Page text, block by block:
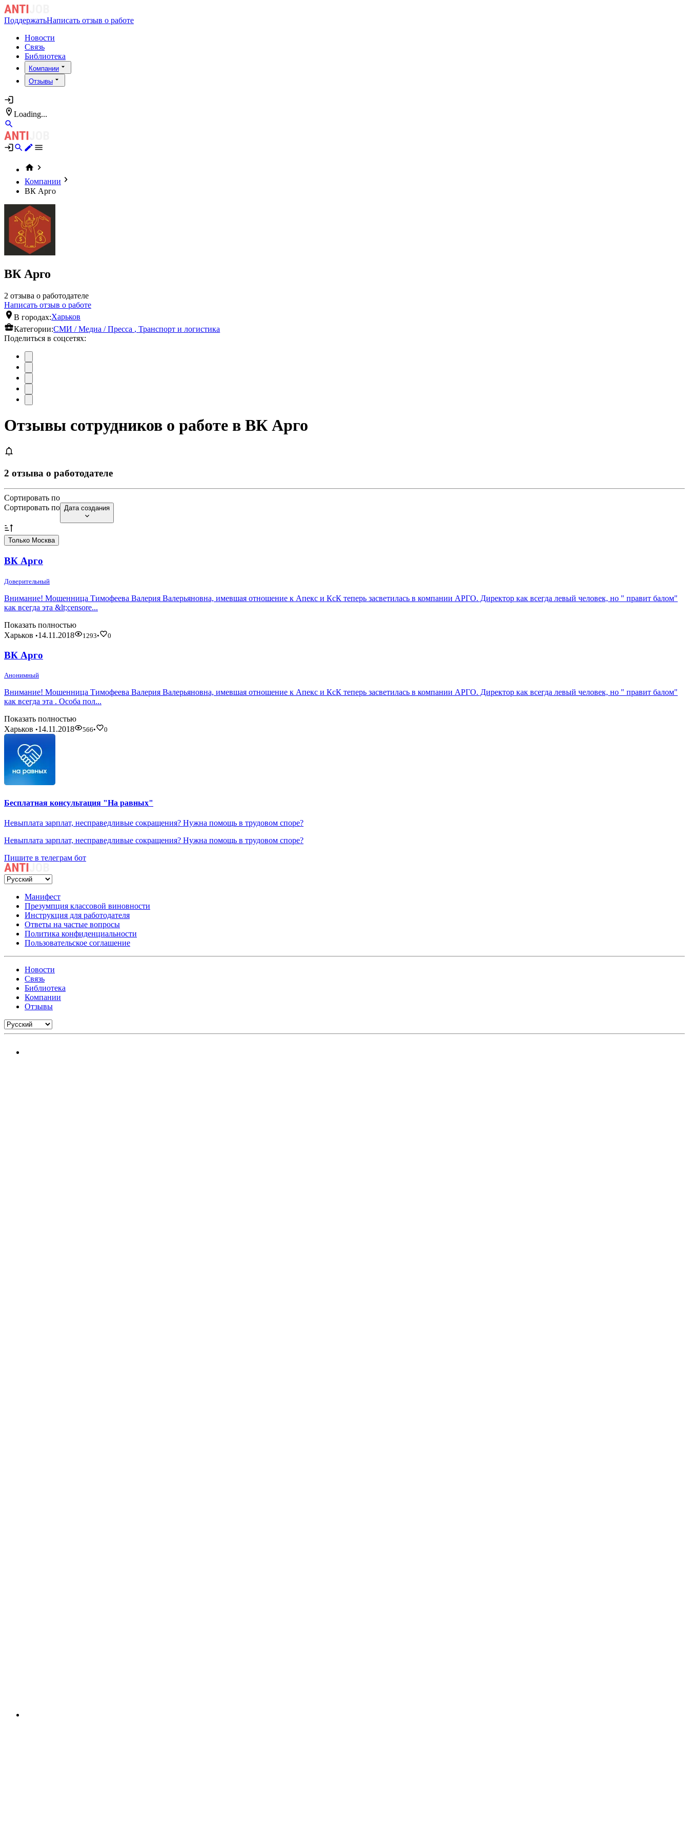
ПоддержатьНаписать отзыв о работе
Новости
Связь
Библиотека
Компании
Отзывы
Loading...
Компании
ВК Арго
ВК Арго
2 отзыва о работодателе
Написать отзыв о работе
В городах:Харьков
Категории:СМИ / Медиа / Пресса ,Транспорт и логистика
Поделиться в соцсетях:
Отзывы сотрудников о работе в ВК Арго
2 отзыва о работодателе
Сортировать по
Сортировать по Дата создания
Только Москва
ВК Арго
Доверительный
Внимание! Мошенница Тимофеева Валерия Валерьяновна, имевшая отношение к Апекс и КсК теперь засветилась в компании АРГО. Директор как всегда левый человек, но " правит балом"
как всегда эта &lt;censore...
Показать полностью
Харьков •14.11.2018 1293• 0
ВК Арго
Анонимный
Внимание! Мошенница Тимофеева Валерия Валерьяновна, имевшая отношение к Апекс и КсК теперь засветилась в компании АРГО. Директор как всегда левый человек, но " правит балом"
как всегда эта . Особа пол...
Показать полностью
Харьков •14.11.2018 566• 0
Бесплатная консультация "На равных"
Невыплата зарплат, несправедливые сокращения? Нужна помощь в трудовом споре?
Невыплата зарплат, несправедливые сокращения? Нужна помощь в трудовом споре?
Пишите в телеграм бот
Манифест
Презумпция классовой виновности
Инструкция для работодателя
Ответы на частые вопросы
Политика конфиденциальности
Пользовательское соглашение
Новости
Связь
Библиотека
Компании
Отзывы